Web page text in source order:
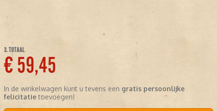
3. TOTAAL
€ 59,45
In de winkelwagen kunt u tevens een gratis persoonlijke
felicitatietoevoegen!